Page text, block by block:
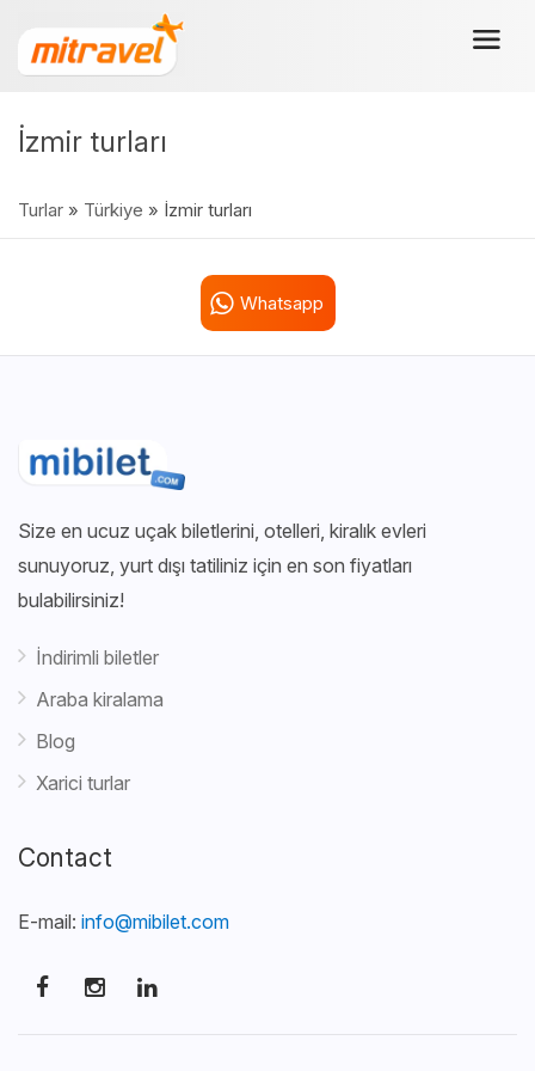
İzmir turları
Turlar » Türkiye » İzmir turları
Whatsapp
Size en ucuz uçak biletlerini, otelleri, kiralık evleri
sunuyoruz, yurt dışı tatiliniz için en son fiyatları
bulabilirsiniz!
İndirimli biletler
Araba kiralama
Blog
Xarici turlar
Contact
E-mail: info@mibilet.com